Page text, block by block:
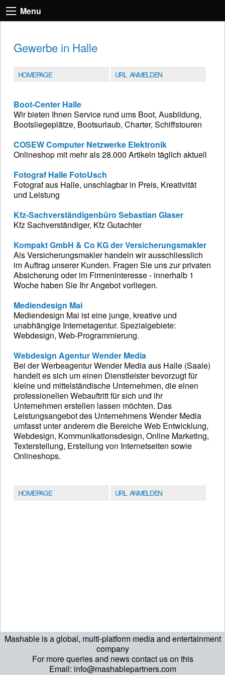
Mashable is a global, multi-platform media and entertainment
company
For more queries and news contact us on this
Email: info@mashablepartners.com
Menu
Gewerbe in Halle
HOMEPAGE URL ANMELDEN
Boot-Center Halle
Wir bieten Ihnen Service rund ums Boot, Ausbildung,
Bootsliegeplätze, Bootsurlaub, Charter, Schiffstouren
COSEW Computer Netzwerke Elektronik
Onlineshop mit mehr als 28.000 Artikeln täglich aktuell
Fotograf Halle FotoUsch
Fotograf aus Halle, unschlagbar in Preis, Kreativität
und Leistung
Kfz-Sachverständigenbüro Sebastian Glaser
Kfz Sachverständiger, Kfz Gutachter
Kompakt GmbH & Co KG der Versicherungsmakler
Als Versicherungsmakler handeln wir ausschliesslich
im Auftrag unserer Kunden. Fragen Sie uns zur privaten
Absicherung oder im Firmeninteresse - innerhalb 1
Woche haben Sie Ihr Angebot vorliegen.
Mediendesign Mai
Mediendesign Mai ist eine junge, kreative und
unabhängige Internetagentur. Spezialgebiete:
Webdesign, Web-Programmierung.
Webdesign Agentur Wender Media
Bei der Werbeagentur Wender Media aus Halle (Saale)
handelt es sich um einen Dienstleister bevorzugt für
kleine und mittelständische Unternehmen, die einen
professionellen Webauftritt für sich und ihr
Unternehmen erstellen lassen möchten. Das
Leistungsangebot des Unternehmens Wender Media
umfasst unter anderem die Bereiche Web Entwicklung,
Webdesign, Kommunikationsdesign, Online Marketing,
Texterstellung, Erstellung von Internetseiten sowie
Onlineshops.
HOMEPAGE URL ANMELDEN